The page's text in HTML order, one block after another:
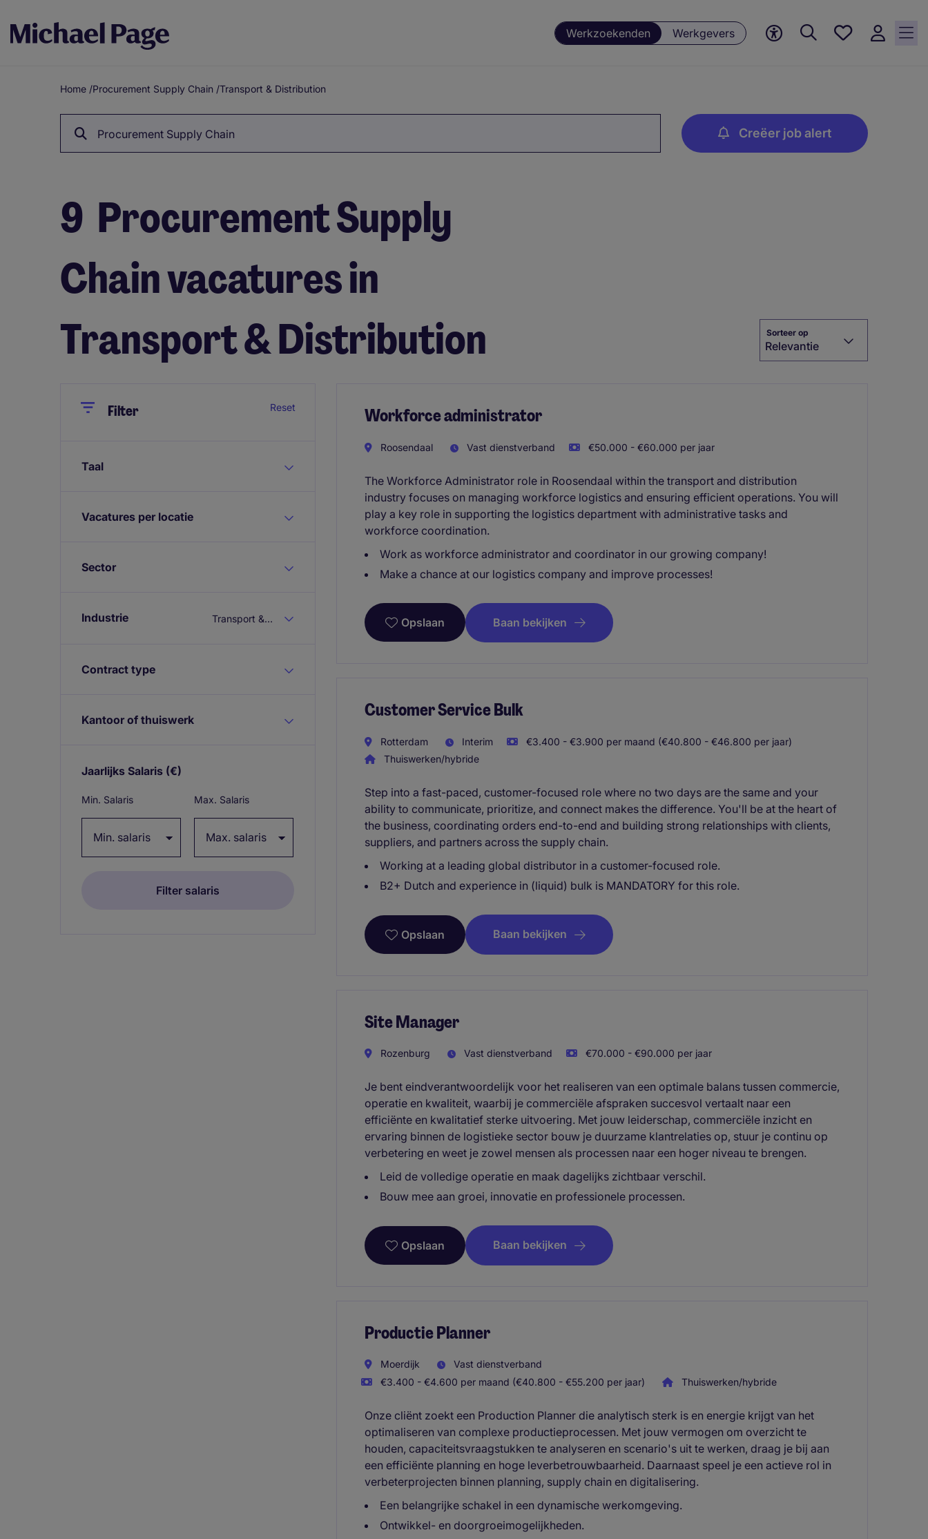
Werkzoekenden Werkgevers
Favorieten,
Breadcrumb
Home /Procurement Supply Chain /Transport & Distribution
Procurement Supply Chain Creëer job alert
9 Procurement Supply
Chain vacatures in
Transport & Distribution
Sorteer op
Relevantie
CloseFilter Reset
Taal
Vacatures per locatie
Sector
Industrie Transport & Distribution
Contract type
Kantoor of thuiswerk
Jaarlijks Salaris (€)
Min. Salaris Max. Salaris
Workforce administrator
Roosendaal Vast dienstverband €50.000 - €60.000 per jaar
The Workforce Administrator role in Roosendaal within the transport and distribution
industry focuses on managing workforce logistics and ensuring efficient operations. You will
play a key role in supporting the logistics department with administrative tasks and
workforce coordination.
Work as workforce administrator and coordinator in our growing company!
Make a chance at our logistics company and improve processes!
Opslaan Baan bekijken
Customer Service Bulk
Rotterdam Interim
€3.400 - €3.900 per maand (€40.800 - €46.800 per jaar)
Thuiswerken/hybride
Step into a fast-paced, customer-focused role where no two days are the same and your
ability to communicate, prioritize, and connect makes the difference. You'll be at the heart of
the business, coordinating orders end-to-end and building strong relationships with clients,
suppliers, and partners across the supply chain.
Working at a leading global distributor in a customer-focused role.
B2+ Dutch and experience in (liquid) bulk is MANDATORY for this role.
Opslaan Baan bekijken
Site Manager
Rozenburg Vast dienstverband €70.000 - €90.000 per jaar
Je bent eindverantwoordelijk voor het realiseren van een optimale balans tussen commercie,
operatie en kwaliteit, waarbij je commerciële afspraken succesvol vertaalt naar een
efficiënte en kwalitatief sterke uitvoering. Met jouw leiderschap, commerciële inzicht en
ervaring binnen de logistieke sector bouw je duurzame klantrelaties op, stuur je continu op
verbetering en weet je zowel mensen als processen naar een hoger niveau te brengen.
Leid de volledige operatie en maak dagelijks zichtbaar verschil.
Bouw mee aan groei, innovatie en professionele processen.
Opslaan Baan bekijken
Productie Planner
Moerdijk
Vast dienstverband
€3.400 - €4.600 per maand (€40.800 - €55.200 per jaar)
Thuiswerken/hybride
Onze cliënt zoekt een Production Planner die analytisch sterk is en energie krijgt van het
optimaliseren van complexe productieprocessen. Met jouw vermogen om overzicht te
houden, capaciteitsvraagstukken te analyseren en scenario's uit te werken, draag je bij aan
een efficiënte planning en hoge leverbetrouwbaarheid. Daarnaast speel je een actieve rol in
verbeterprojecten binnen planning, supply chain en digitalisering.
Een belangrijke schakel in een dynamische werkomgeving.
Ontwikkel- en doorgroeimogelijkheden.